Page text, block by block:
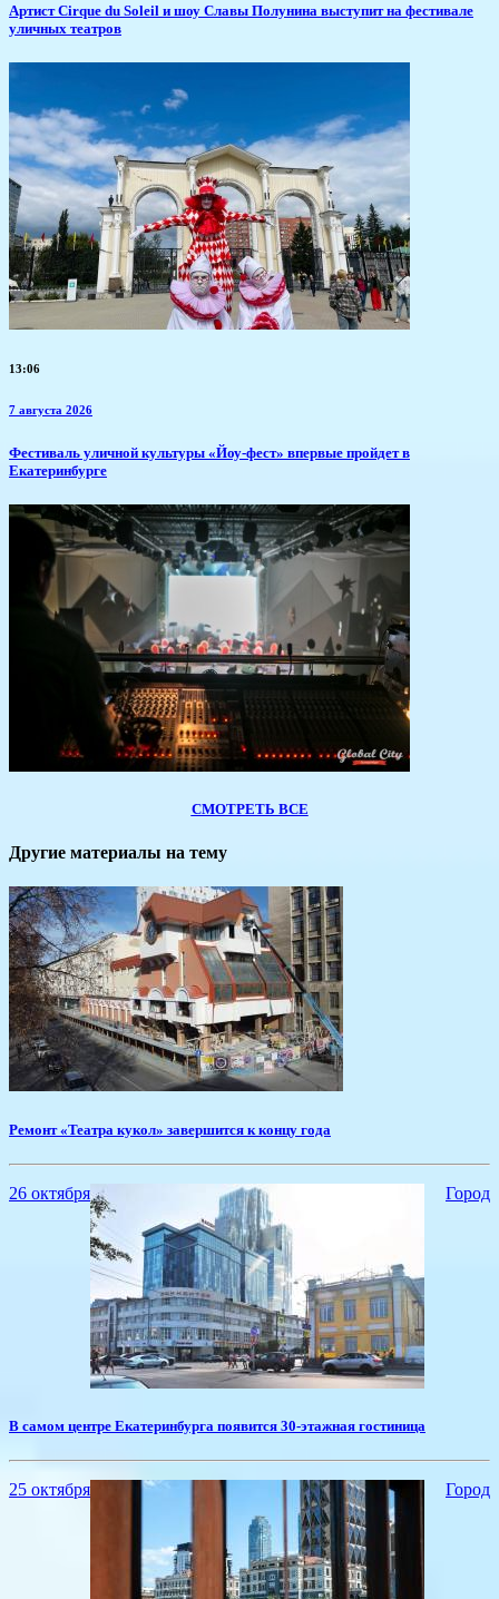
Артист Cirque du Soleil и шоу Славы Полунина выступит на фестивале
уличных театров
13:06
7 августа 2026
​Фестиваль уличной культуры «Йоу-фест» впервые пройдет в
Екатеринбурге
СМОТРЕТЬ ВСЕ
Другие материалы на тему
Ремонт «Театра кукол» завершится к концу года
26 октября Город
В самом центре Екатеринбурга появится 30-этажная гостиница
25 октября Город